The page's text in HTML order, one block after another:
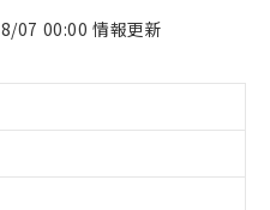
07 00:00 情報更新